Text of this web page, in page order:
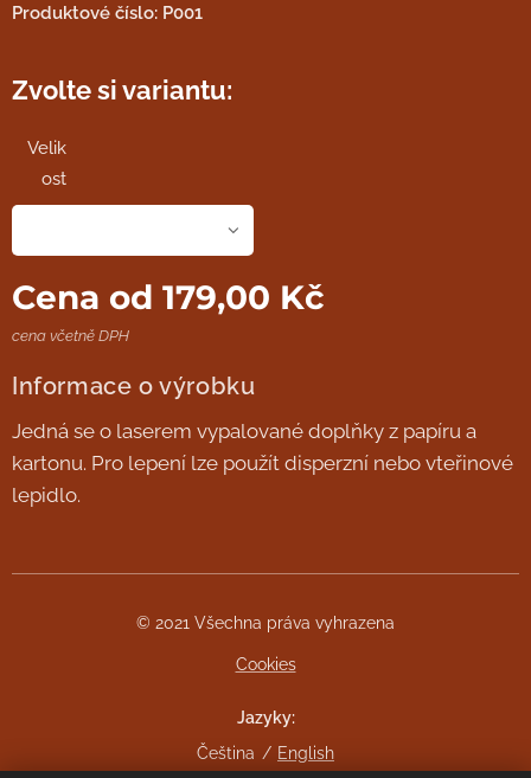
Produktové číslo: P001
Zvolte si variantu:
Velik
ost
Cena od 179,00 Kč
cena včetně DPH
Informace o výrobku
Jedná se o laserem vypalované doplňky z papíru a
kartonu. Pro lepení lze použít disperzní nebo vteřinové
lepidlo.
© 2021 Všechna práva vyhrazena
Cookies
Jazyky
Čeština
English